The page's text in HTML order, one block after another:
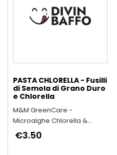
PASTA CHLORELLA - Fusilli
di Semola di Grano Duro
e Chlorella
M&M GreenCare -
Microalghe Chlorella &
Spirulina
€3.50